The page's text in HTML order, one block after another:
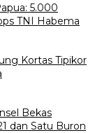
5.000
TNI Habema
Kortas Tipikor
Bekas
dan Satu Buron